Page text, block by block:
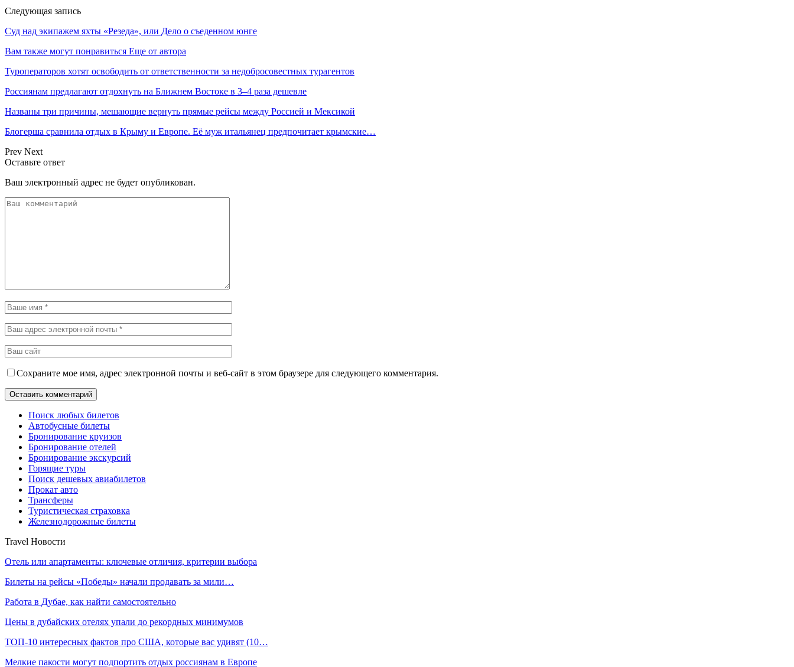
Следующая запись
Суд над экипажем яхты «Резеда», или Дело о съеденном юнге
Вам также могут понравиться Еще от автора
Туроператоров хотят освободить от ответственности за недобросовестных турагентов
Россиянам предлагают отдохнуть на Ближнем Востоке в 3–4 раза дешевле
Названы три причины, мешающие вернуть прямые рейсы между Россией и Мексикой
Блогерша сравнила отдых в Крыму и Европе. Её муж итальянец предпочитает крымские…
Prev Next
Оставьте ответ
Ваш электронный адрес не будет опубликован.
Сохраните мое имя, адрес электронной почты и веб-сайт в этом браузере для следующего комментария.
Поиск любых билетов
Автобусные билеты
Бронирование круизов
Бронирование отелей
Бронирование экскурсий
Горящие туры
Поиск дешевых авиабилетов
Прокат авто
Трансферы
Туристическая страховка
Железнодорожные билеты
Travel Новости
Отель или апартаменты: ключевые отличия, критерии выбора
Билеты на рейсы «Победы» начали продавать за мили…
Работа в Дубае, как найти самостоятельно
Цены в дубайских отелях упали до рекордных минимумов
ТОП-10 интересных фактов про США, которые вас удивят (10…
Мелкие пакости могут подпортить отдых россиянам в Европе